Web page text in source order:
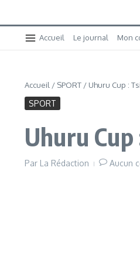
Accueil Le journal Mon
Accueil / SPORT / Uhuru Cup :
SPORT
Uhuru
Par La Rédaction Aucun